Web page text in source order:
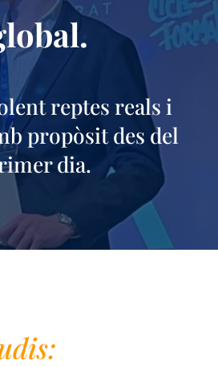
reptes reals i
propòsit des del
dia.